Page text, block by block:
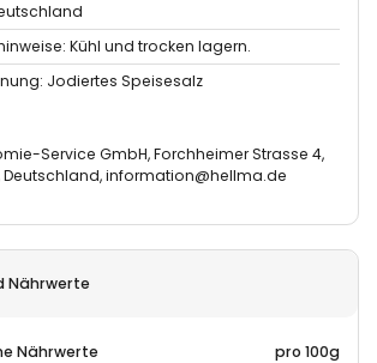
Kühl und trocken lagern.
Jodiertes Speisesalz
Service GmbH, Forchheimer Strasse 4,
Deutschland, information@hellma.de
Nährwerte
Nährwerte
pro 100g